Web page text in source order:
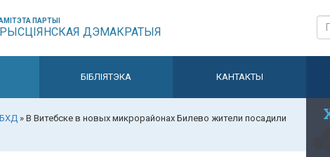
ПАРТЫІ
ДЭМАКРАТЫЯ
БІБЛІЯТЭКА КАНТАКТЫ
» В Витебске в новых микрорайонах Билево жители посадили